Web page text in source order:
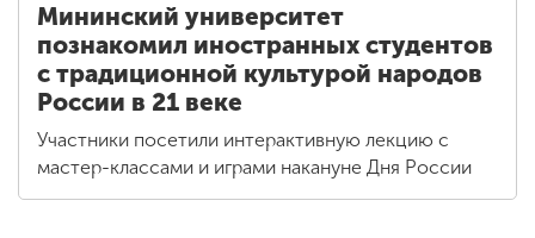
Мининский университет
познакомил иностранных студентов
с традиционной культурой народов
России в 21 веке
Участники посетили интерактивную лекцию с
мастер-классами и играми накануне Дня России